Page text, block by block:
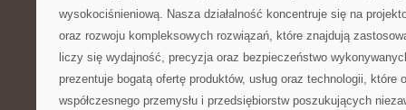
wysokociśnieniową. Nasza działalność koncentruje się na
oraz rozwoju kompleksowych rozwiązań, które znajdują
liczy się wydajność, precyzja oraz bezpieczeństwo
prezentuje bogatą ofertę produktów, usług oraz technologii, które
współczesnego przemysłu i przedsiębiorstw poszukujących